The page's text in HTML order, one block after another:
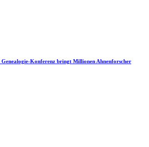
Konferenz bringt Millionen Ahnenforscher